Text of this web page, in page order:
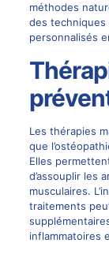
méthodes
des
personnalisés
Les thérapies
que
Elles
d’assouplir les
musculaires.
traitements
inflammatoires